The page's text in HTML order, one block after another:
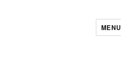
MENU